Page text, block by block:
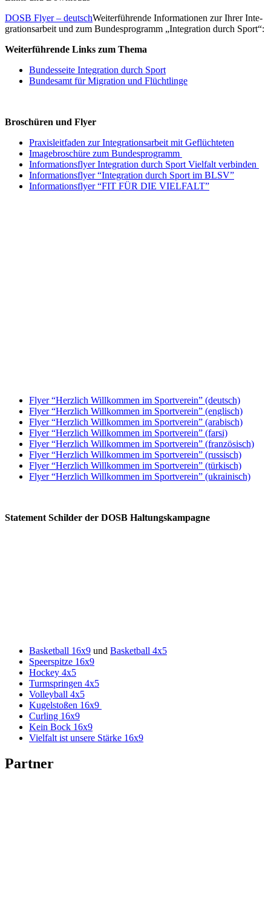
DOSB Flyer – deutschWeiter­füh­rende Infor­ma­tio­nen zur Ihrer Inte­
gra­ti­ons­ar­beit und zum Bundes­pro­gramm „Inte­gra­tion durch Sport“:
Weiter­füh­rende Links zum Thema
Bundes­seite Inte­gra­tion durch Sport
Bundes­amt für Migra­tion und Flüchtlinge
Broschü­ren und Flyer
Praxis­leit­fa­den zur Inte­gra­ti­ons­ar­beit mit Geflüchteten
Image­bro­schüre zum Bundesprogramm
Infor­ma­ti­ons­flyer Inte­gra­tion durch Sport Viel­falt verbinden
Infor­ma­ti­ons­flyer “Inte­gra­tion durch Sport im BLSV”
Infor­ma­ti­ons­flyer “FIT FÜR DIE VIELFALT”
Flyer “Herz­lich Will­kom­men im Sport­ver­ein” (deutsch)
Flyer “Herz­lich Will­kom­men im Sport­ver­ein” (englisch)
Flyer “Herz­lich Will­kom­men im Sport­ver­ein” (arabisch)
Flyer “Herz­lich Will­kom­men im Sport­ver­ein” (farsi)
Flyer “Herz­lich Will­kom­men im Sport­ver­ein” (fran­zö­sisch)
Flyer “Herz­lich Will­kom­men im Sport­ver­ein” (russisch)
Flyer “Herz­lich Will­kom­men im Sport­ver­ein” (türkisch)
Flyer “Herz­lich Will­kom­men im Sport­ver­ein” (ukrai­nisch)
State­ment Schil­der der DOSB Haltungskampagne
Basket­ball 16x9 und Basket­ball 4x5
Speer­spitze 16x9
Hockey 4x5
Turm­sprin­gen 4x5
Volley­ball 4x5
Kugel­sto­ßen 16x9
Curling 16x9
Kein Bock 16x9
Viel­falt ist unsere Stärke 16x9
Part­ner